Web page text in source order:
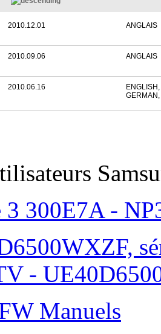
2010.12.01 ANGLAIS
2010.09.06 ANGLAIS
2010.06.16
3 300E7A -
-
Manuels